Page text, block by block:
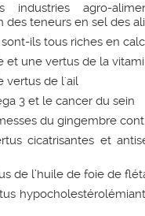
industries agro-
des teneurs en sel des
ils tous riches en
et une vertus de la
vertus de l'ail
3 et le cancer du sein
du gingembre
cicatrisantes et
de l’huile de foie de